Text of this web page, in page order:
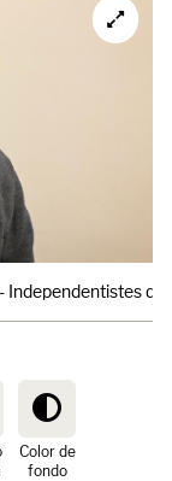
Independentistes
Color de
fondo